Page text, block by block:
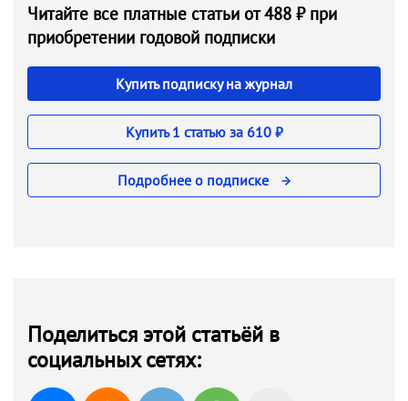
Читайте все платные статьи от 488 ₽ при
приобретении годовой подписки
Купить подписку на журнал
Купить 1 статью за 610 ₽
Подробнее о подписке
Поделиться этой статьёй в
социальных сетях: